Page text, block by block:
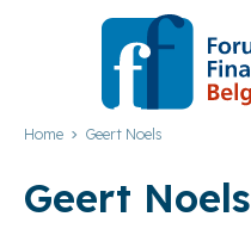
Home Geert Noels
Geert Noels